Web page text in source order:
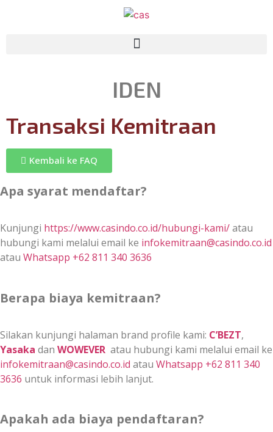
IDEN
Transaksi Kemitraan
Kembali ke FAQ
Apa syarat mendaftar?
Kunjungi https://www.casindo.co.id/hubungi-kami/atau
hubungi kami melalui email ke infokemitraan@casindo.co.id
atau Whatsapp +62 811 340 3636
Berapa biaya kemitraan?
Silakan kunjungi halaman brand profile kami: C’BEZT,
Yasaka dan WOWEVER atau hubungi kami melalui email ke
infokemitraan@casindo.co.id atau Whatsapp +62 811 340
3636 untuk informasi lebih lanjut.
Apakah ada biaya pendaftaran?